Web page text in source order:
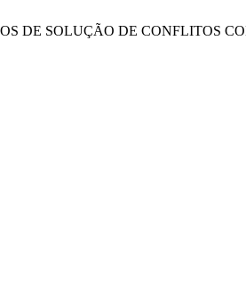
DE SOLUÇÃO DE CONFLITOS